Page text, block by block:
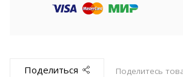
Поделиться Поделитесь